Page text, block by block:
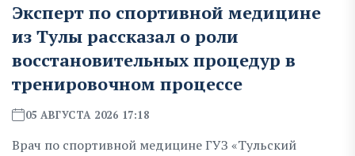
Эксперт по спортивной медицине
из Тулы рассказал о роли
восстановительных процедур в
тренировочном процессе
05 АВГУСТА 2026 17:18
Врач по спортивной медицине ГУЗ «Тульский